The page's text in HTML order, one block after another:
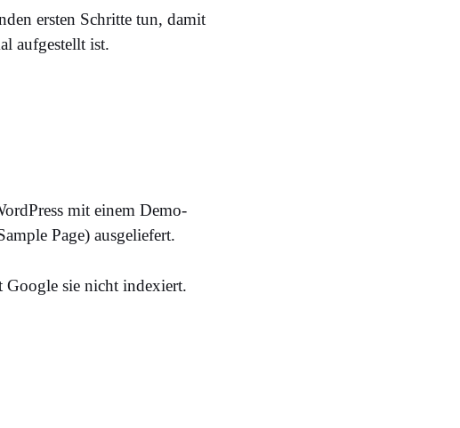
ersten Schritte tun, damit
aufgestellt ist.
mit einem Demo-
Page) ausgeliefert.
Google sie nicht indexiert.